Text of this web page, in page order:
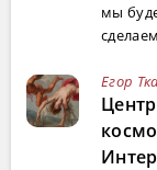
мы
Егор